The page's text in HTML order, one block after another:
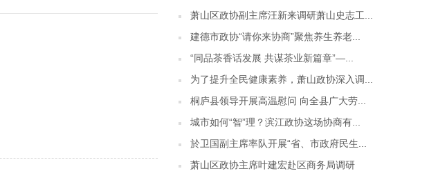
萧山区政协副主席汪新来调研萧山史志工...
建德市政协“请你来协商”聚焦养生养老...
“同品茶香话发展 共谋茶业新篇章”—...
为了提升全民健康素养，萧山政协深入调...
桐庐县领导开展高温慰问 向全县广大劳...
城市如何“智”理？滨江政协这场协商有...
於卫国副主席率队开展“省、市政府民生...
萧山区政协主席叶建宏赴区商务局调研